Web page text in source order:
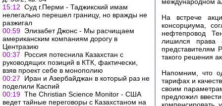
15:12 Суд г.Перми - Таджикский имам
нелегально перешел границу, но вражды не
разжигал
00:59 Элизабет Джонс - Мы расчищаем
американским компаниям дорогу в
Центразию
00:37
Россия потеснила Казахстан с
руководящих позиций в КТК, фактически,
взяв проект себе в монополию
00:27
Иран и Азербайджан в который раз не
поделили Каспий
00:19 The Christian Science Monitor - США
ведет тайные переговоры с Казахстаном на
На встрече
консорциума,
нефтепровод
лишился права
представителям
такого решения
Напомним, что
тарифах и
своим
предложил